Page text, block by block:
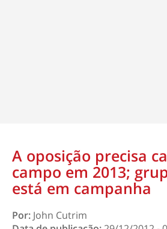
A oposição precisa
campo em 2013;
está em campanha
Por: John Cutrim